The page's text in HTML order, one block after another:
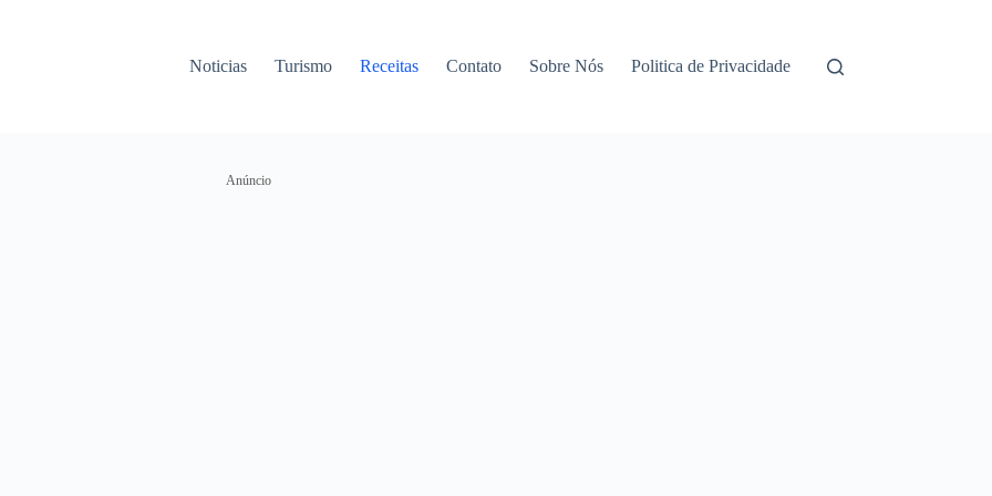
Noticias Turismo Receitas Contato Sobre Nós Politica de Privacidade
Anúncio